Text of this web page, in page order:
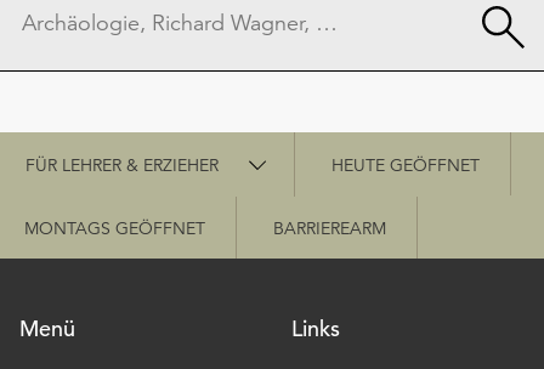
Schnellzugriff
FÜR LEHRER & ERZIEHER HEUTE GEÖFFNET
MONTAGS GEÖFFNET BARRIEREARM
Menü
Links